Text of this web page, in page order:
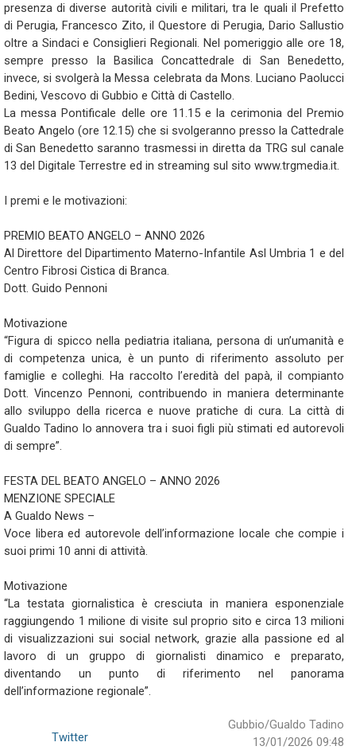
presenza di diverse autorità civili e militari, tra le quali il Prefetto
di Perugia, Francesco Zito, il Questore di Perugia, Dario Sallustio
oltre a Sindaci e Consiglieri Regionali. Nel pomeriggio alle ore 18,
sempre presso la Basilica Concattedrale di San Benedetto,
invece, si svolgerà la Messa celebrata da Mons. Luciano Paolucci
Bedini, Vescovo di Gubbio e Città di Castello.
La messa Pontificale delle ore 11.15 e la cerimonia del Premio
Beato Angelo (ore 12.15) che si svolgeranno presso la Cattedrale
di San Benedetto saranno trasmessi in diretta da TRG sul canale
13 del Digitale Terrestre ed in streaming sul sito www.trgmedia.it.
I premi e le motivazioni:
PREMIO BEATO ANGELO – ANNO 2026
Al Direttore del Dipartimento Materno-Infantile Asl Umbria 1 e del
Centro Fibrosi Cistica di Branca.
Dott. Guido Pennoni
Motivazione
“Figura di spicco nella pediatria italiana, persona di un’umanità e
di competenza unica, è un punto di riferimento assoluto per
famiglie e colleghi. Ha raccolto l’eredità del papà, il compianto
Dott. Vincenzo Pennoni, contribuendo in maniera determinante
allo sviluppo della ricerca e nuove pratiche di cura. La città di
Gualdo Tadino lo annovera tra i suoi figli più stimati ed autorevoli
di sempre”.
FESTA DEL BEATO ANGELO – ANNO 2026
MENZIONE SPECIALE
A Gualdo News –
Voce libera ed autorevole dell’informazione locale che compie i
suoi primi 10 anni di attività.
Motivazione
“La testata giornalistica è cresciuta in maniera esponenziale
raggiungendo 1 milione di visite sul proprio sito e circa 13 milioni
di visualizzazioni sui social network, grazie alla passione ed al
lavoro di un gruppo di giornalisti dinamico e preparato,
diventando un punto di riferimento nel panorama
dell’informazione regionale”.
Gubbio/Gualdo Tadino
13/01/2026 09:48
Twitter